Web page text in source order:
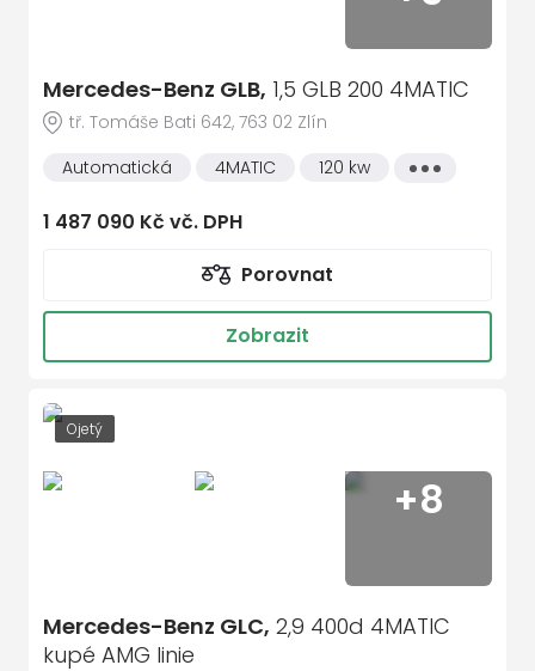
Mercedes-Benz GLB, 1,5 GLB 200 4MATIC
tř. Tomáše Bati 642, 763 02 Zlín
Automatická
4MATIC 120 kw
Všechny
1 487 090 Kč vč. DPH
Porovnat
Zobrazit
Ojetý
+8
Mercedes-Benz GLC, 2,9 400d 4MATIC
kupé AMG linie